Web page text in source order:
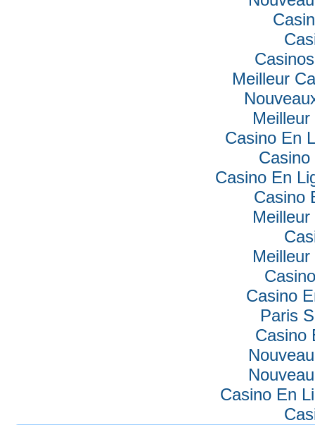
Meilleur
Casino En
Casino En
Casino
Casino
Paris
Casino
Casino En